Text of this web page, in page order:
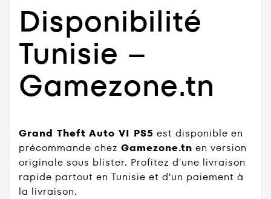
Disponibilité
Tunisie –
Gamezone.tn
Grand Theft Auto VI PS5 est disponible en
précommande chez Gamezone.tn en version
originale sous blister. Profitez d'une livraison
rapide partout en Tunisie et d'un paiement à
la livraison.